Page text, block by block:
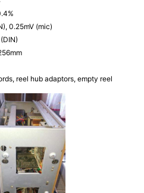
0.25mV (mic)
reel hub adaptors, empty reel